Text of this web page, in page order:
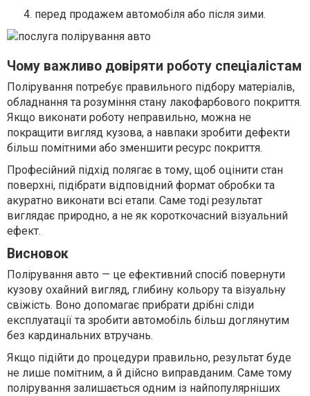
перед продажем автомобіля або після зими.
Чому важливо довіряти роботу спеціалістам
Полірування потребує правильного підбору матеріалів,
обладнання та розуміння стану лакофарбового покриття.
Якщо виконати роботу неправильно, можна не
покращити вигляд кузова, а навпаки зробити дефекти
більш помітними або зменшити ресурс покриття.
Професійний підхід полягає в тому, щоб оцінити стан
поверхні, підібрати відповідний формат обробки та
акуратно виконати всі етапи. Саме тоді результат
виглядає природно, а не як короткочасний візуальний
ефект.
Висновок
Полірування авто — це ефективний спосіб повернути
кузову охайний вигляд, глибину кольору та візуальну
свіжість. Воно допомагає прибрати дрібні сліди
експлуатації та зробити автомобіль більш доглянутим
без кардинальних втручань.
Якщо підійти до процедури правильно, результат буде
не лише помітним, а й дійсно виправданим. Саме тому
полірування залишається одним із найпопулярніших